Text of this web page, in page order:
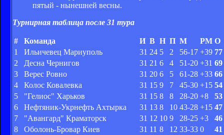
пятый - нынешней весны.
Турнирная таблица после 31 тура
# Команда И В Н П М РМ О
1
Ильичевец Мариуполь 31 24 5 2 56-17 +39 77
2
Десна Чернигов 31 21 6 4 51-20 +31 69
3
Верес Ровно 31 20 6 5 61-28 +33 66
4
Колос Ковалевка 31 15 9 7 45-30 +15 54
5
"Гелиос" Харьков 31 15 8 8 28-20 +8
53
6
Нефтяник-Укрнефть Ахтырка 31 13 8 10 43-28 +15 47
7
"Авангард" Краматорск 31 12 10 9 28-25 +3
46
8
Оболонь-Бровар Киев 31 11 8 12 33-33 0
41